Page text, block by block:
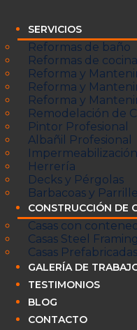
SERVICIOS
Reformas de baño
Reformas de cocina
Reforma y
Reforma y
Reforma y
Remodelación de
Pintor Profesional
Albañil Profesional
Herrería
Decks y Pérgolas
Barbacoas y
CONSTRUCCIÓN DE
Casas con
Casas Steel Framing
Casas Prefabricadas
GALERÍA DE
TESTIMONIOS
BLOG
CONTACTO